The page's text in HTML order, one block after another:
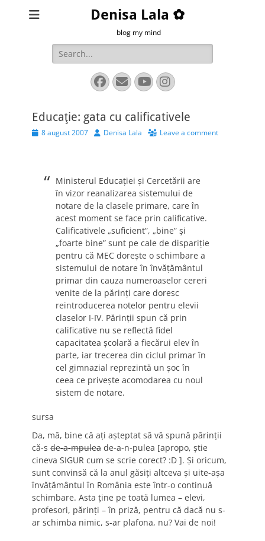
Denisa Lala ✿
blog my mind
Search
for:
Facebook
EmailYouTube
Instagram
Educaţie: gata cu calificativele
Posted8 august 2007 AuthorDenisa Lala Leave a comment
Ministerul Educaţiei şi Cercetării are
în vizor reanalizarea sistemului de
notare de la clasele primare, care în
acest moment se face prin calificative.
Calificativele „suficient”, „bine” şi
„foarte bine” sunt pe cale de dispariţie
pentru că MEC doreşte o schimbare a
sistemului de notare în învăţământul
primar din cauza numeroaselor cereri
venite de la părinţi care doresc
reintroducerea notelor pentru elevii
claselor I-IV. Părinţii spun că prin
calificative nu se reflectă fidel
capacitatea şcolară a fiecărui elev în
parte, iar trecerea din ciclul primar în
cel gimnazial reprezintă un şoc în
ceea ce priveşte acomodarea cu noul
sistem de notare.
sursa
Da, mă, bine că aţi aşteptat să vă spună părinţii
că-s de-a-mpulea de-a-n-pulea [apropo, ştie
cineva SIGUR cum se scrie corect? :D ]. Şi oricum,
sunt convinsă că la anul găsiţi altceva şi uite-aşa
învăţământul în România este într-o continuă
schimbare. Asta ţine pe toată lumea – elevi,
profesori, părinţi – în priză, pentru că dacă nu s-
ar schimba nimic, s-ar plafona, nu? Vai de noi!